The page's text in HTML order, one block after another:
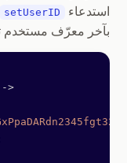
استدعاء
setUserID
بآخر معرّف مستخدم
>